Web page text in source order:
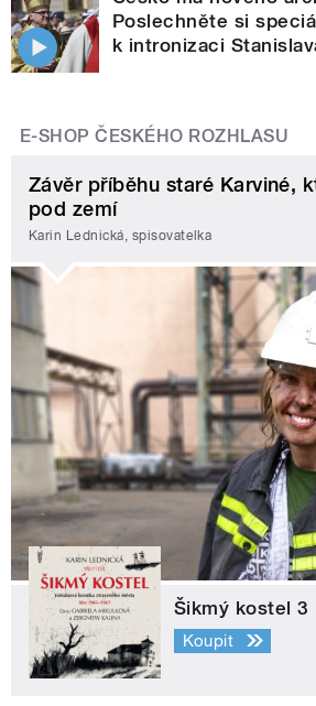
Poslechněte si
k intronizaci
E-SHOP ČESKÉHO ROZHLASU
Závěr příběhu staré Karviné,
pod zemí
Karin Lednická, spisovatelka
Šikmý kostel 3
Koupit